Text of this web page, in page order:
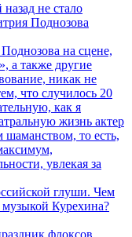
не стало
Поднозова
на сцене,
а также другие
никак не
что случилось 20
как я
жизнь актер
то есть,
увлекая за
глуши. Чем
Курехина?
флоксов,